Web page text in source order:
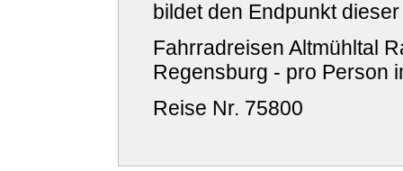
bildet den Endpunkt
Fahrradreisen Altmühltal
Regensburg - pro Person
Reise Nr. 75800